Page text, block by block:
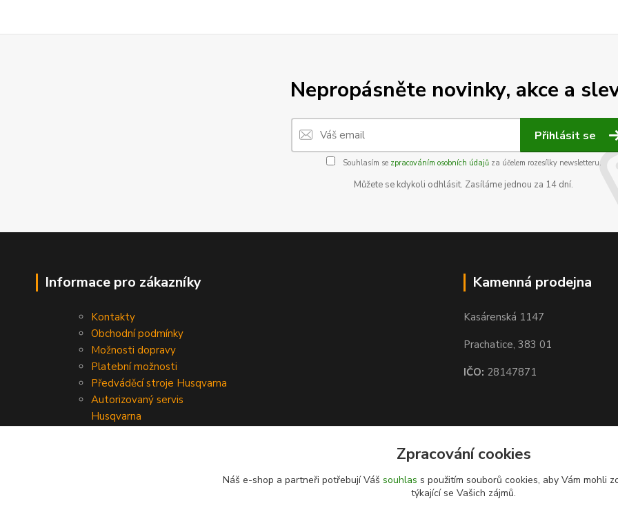
Nepropásněte novinky, akce a
Přihlásit se
Souhlasím se zpracováním osobních údajůza účelem rozesílky newsletteru.
Můžete se kdykoli odhlásit. Zasíláme jednou za 14 dní.
Informace pro zákazníky
Kontakty
Obchodní podmínky
Možnosti dopravy
Platební možnosti
Předváděcí stroje Husqvarna
Autorizovaný servis
Husqvarna
Kamenná prodejna
Kasárenská 1147
Prachatice, 383 01
IČO: 28147871
Zpracování cookies
Náš e-shop a partneři potřebují Váš souhlas s použitím souborů cookies, aby Vám mohli
týkající se Vašich zájmů.